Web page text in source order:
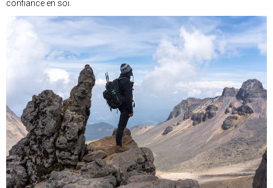
confiance en soi.